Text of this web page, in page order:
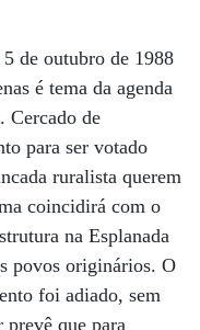
de outubro de 1988
é tema da agenda
Cercado de
para ser votado
ruralista querem
coincidirá com o
na Esplanada
povos originários. O
foi adiado, sem
que para